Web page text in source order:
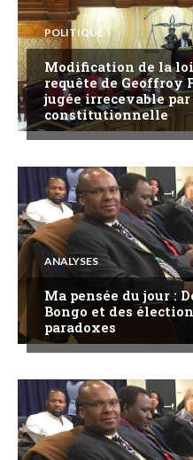
POLITIQUE
Modification de la
requête de Geoffroy
jugée irrecevable par
constitutionnelle
ANALYSES
Ma pensée du jour :
Bongo et des
paradoxes